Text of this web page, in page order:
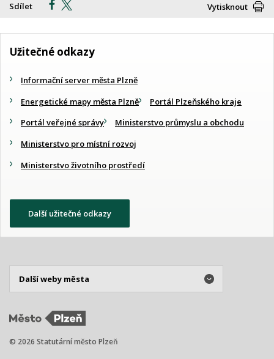
Sdílet Vytisknout
Užitečné odkazy
Informační server města Plzně
Energetické mapy města Plzně
Portál Plzeňského kraje
Portál veřejné správy
Ministerstvo průmyslu a obchodu
Ministerstvo pro místní rozvoj
Ministerstvo životního prostředí
Další užitečné odkazy
© 2026 Statutární město Plzeň